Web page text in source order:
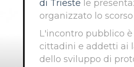
di Trieste le
organizzato lo
L'incontro pubblico
cittadini e addetti ai
dello sviluppo di